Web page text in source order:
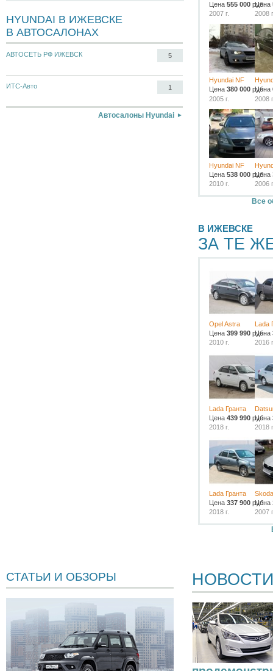
HYUNDAI В ИЖЕВСКЕ
В АВТОСАЛОНАХ
АВТОСЕТЬ РФ ИЖЕВСК 5
ИТС-Авто 1
Автосалоны Hyundai
Цена 555 000 руб.
2007 г.
Цена
2008
Hyundai NF
Цена 380 000 руб.
2005 г.
Цена
2008
Hyundai NF
Цена 538 000 руб.
2010 г.
Цена
2006
Все
В ИЖЕВСКЕ
ЗА ТЕ
Opel Astra
Цена 399 990 руб.
2010 г.
Lada
Цена
2016
Lada Гранта
Цена 439 990 руб.
2018 г.
Цена
2018
Lada Гранта
Цена 337 900 руб.
2018 г.
Цена
2007
СТАТЬИ И ОБЗОРЫ НОВОСТИ